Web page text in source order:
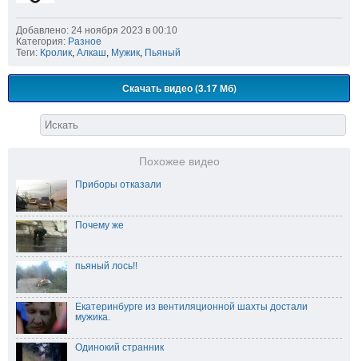
Добавлено: 24 ноября 2023 в 00:10
Категория: Разное
Теги: Кролик Алкаш Мужик Пьяный
Скачать видео (3.17 Мб)
Похожее видео
Приборы отказали
Почему же
пьяный лось!!
Екатеринбурге из вентиляционной шахты достали
мужика.
Одинокий странник